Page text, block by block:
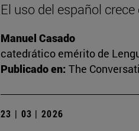
El uso del español
Manuel Casado
catedrático emérito de
Publicado en: The
23 | 03 | 2026